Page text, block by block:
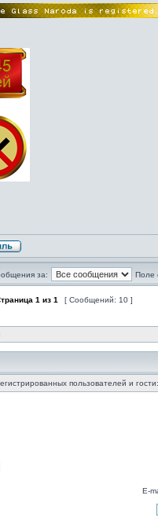
за: Поле
1 из 1 [ Сообщений: 10 ]
пользователей и
E-